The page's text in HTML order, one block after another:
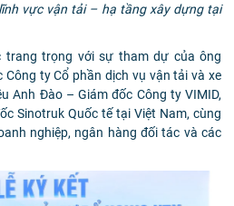
vực vận tải – hạ tầng xây dựng tại
trọng với sự tham dự của ông
ty Cổ phần dịch vụ vận tải và xe
Anh Đào – Giám đốc Công ty VIMID,
Sinotruk Quốc tế tại Việt Nam, cùng
nghiệp, ngân hàng đối tác và các